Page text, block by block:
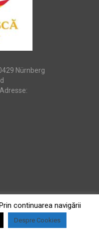
Nürnberg
continuarea navigării
Despre Cookies